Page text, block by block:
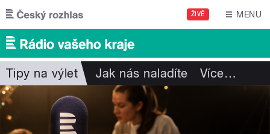
Přejít k hlavnímu obsahu
ŽIVĚ MENU
Tipy na výlet Jak nás naladíte Více…